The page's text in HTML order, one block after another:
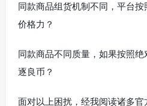
同款商品组货机制不同，平台
价格力？
同款商品不同质量，如果按照
逐良币？
面对以上困扰，经我阅读诸多